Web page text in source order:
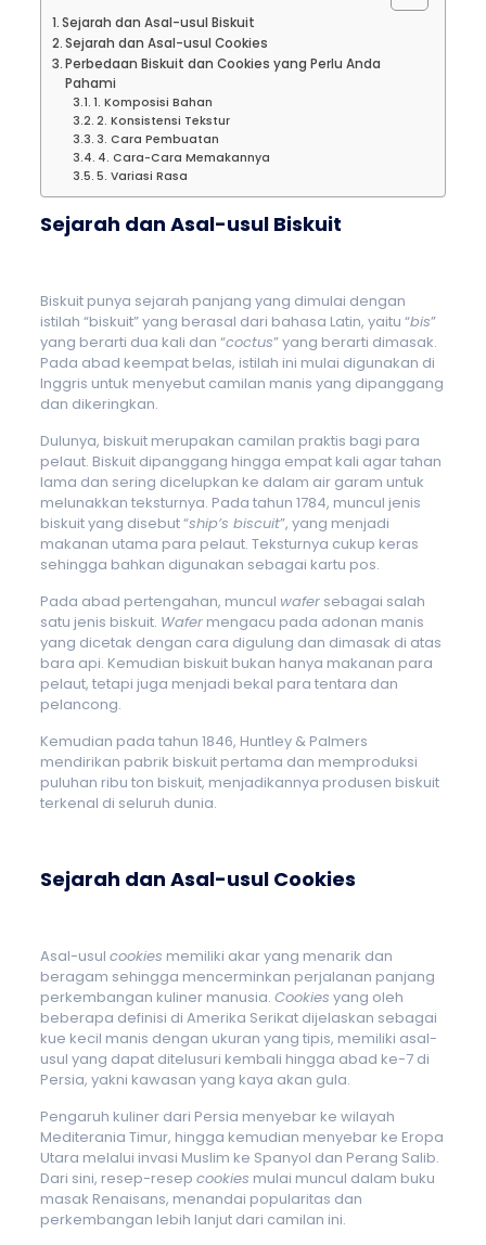
Sejarah dan Asal-usul Biskuit
Sejarah dan Asal-usul Cookies
Perbedaan Biskuit dan Cookies yang Perlu Anda
Pahami
1. Komposisi Bahan
2. Konsistensi Tekstur
3. Cara Pembuatan
4. Cara-Cara Memakannya
5. Variasi Rasa
Sejarah dan Asal-usul Biskuit
Biskuit punya sejarah panjang yang dimulai dengan
istilah “biskuit” yang berasal dari bahasa Latin, yaitu “bis”
yang berarti dua kali dan “coctus” yang berarti dimasak.
Pada abad keempat belas, istilah ini mulai digunakan di
Inggris untuk menyebut camilan manis yang dipanggang
dan dikeringkan.
Dulunya, biskuit merupakan camilan praktis bagi para
pelaut. Biskuit dipanggang hingga empat kali agar tahan
lama dan sering dicelupkan ke dalam air garam untuk
melunakkan teksturnya. Pada tahun 1784, muncul jenis
biskuit yang disebut “ship’s biscuit”, yang menjadi
makanan utama para pelaut. Teksturnya cukup keras
sehingga bahkan digunakan sebagai kartu pos.
Pada abad pertengahan, muncul wafersebagai salah
satu jenis biskuit. Wafermengacu pada adonan manis
yang dicetak dengan cara digulung dan dimasak di atas
bara api. Kemudian biskuit bukan hanya makanan para
pelaut, tetapi juga menjadi bekal para tentara dan
pelancong.
Kemudian pada tahun 1846, Huntley & Palmers
mendirikan pabrik biskuit pertama dan memproduksi
puluhan ribu ton biskuit, menjadikannya produsen biskuit
terkenal di seluruh dunia.
Sejarah dan Asal-usul Cookies
Asal-usul cookies memiliki akar yang menarik dan
beragam sehingga mencerminkan perjalanan panjang
perkembangan kuliner manusia. Cookies yang oleh
beberapa definisi di Amerika Serikat dijelaskan sebagai
kue kecil manis dengan ukuran yang tipis, memiliki asal-
usul yang dapat ditelusuri kembali hingga abad ke-7 di
Persia, yakni kawasan yang kaya akan gula.
Pengaruh kuliner dari Persia menyebar ke wilayah
Mediterania Timur, hingga kemudian menyebar ke Eropa
Utara melalui invasi Muslim ke Spanyol dan Perang Salib.
Dari sini, resep-resep cookies mulai muncul dalam buku
masak Renaisans, menandai popularitas dan
perkembangan lebih lanjut dari camilan ini.